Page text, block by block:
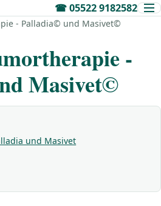
☎05522 9182582
- Palladia© und Masivet©
-
Masivet©
und Masivet